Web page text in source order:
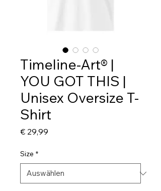
Timeline-Art® |
YOU GOT THIS |
Unisex Oversize T-
Shirt
€ 29,99
Size *